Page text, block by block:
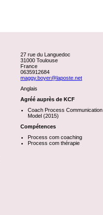
27 rue du Languedoc
31000 Toulouse
France
0635912684
maggy.boyer@laposte.net
Anglais
Agréé auprès de KCF
Coach Process Communication
Model (2015)
Compétences
Process com coaching
Process com thérapie